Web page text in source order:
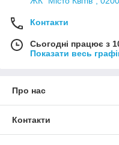
Контакти
Сьогодні працює з
Показати весь
Про нас
Контакти